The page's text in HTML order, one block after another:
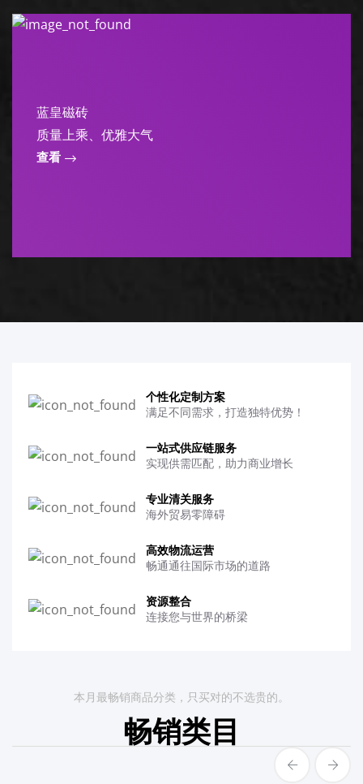
蓝皇磁砖
质量上乘、优雅大气
查看
个性化定制方案
满足不同需求，打造独特优势！
一站式供应链服务
实现供需匹配，助力商业增长
专业清关服务
海外贸易零障碍
高效物流运营
畅通通往国际市场的道路
资源整合
连接您与世界的桥梁
本月最畅销商品分类，只买对的不选贵的。
畅销类目